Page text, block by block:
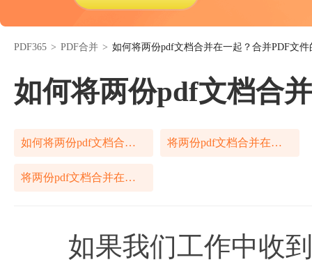
PDF365 > PDF合并 > 如何将两份pdf文档合并在一起？合并PDF文件
如何将两份pdf文档合
如何将两份pdf文档合并在一起 将两份pdf文档合并在一起
将两份pdf文档合并在一起怎么做
如果我们工作中收到